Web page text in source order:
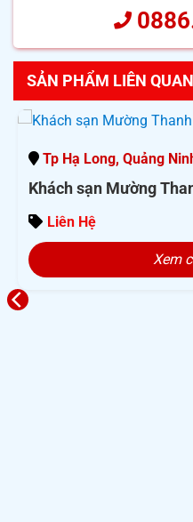
SẢN PHẨM LIÊN QUAN
Tp Hạ Long, Quảng
Khách sạn Mường
Liên Hệ
Xem